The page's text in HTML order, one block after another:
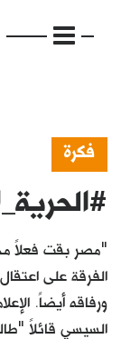
الرئيسية
إفتتاحية
فكرة
فكرة
"مصر بقت فعلاً
الفرقة على
ورفاقه أيضاً.
السيسي قائلاً